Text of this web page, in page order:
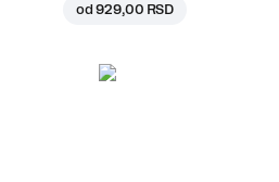
od929,00 RSD